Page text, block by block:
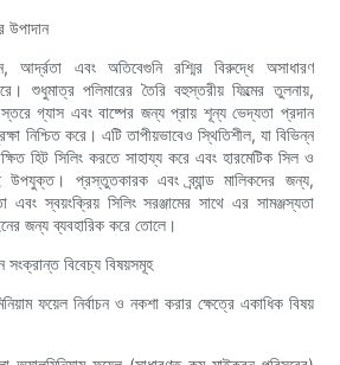
উপাদান
আর্দ্রতা এবং অতিবেগুনি রশ্মির বিরুদ্ধে অসাধারণ
শুধুমাত্র পলিমারের তৈরি বহুস্তরীয় ফিল্মের তুলনায়,
গ্যাস এবং বাষ্পের জন্য প্রায় শূন্য ভেদ্যতা প্রদান
নিশ্চিত করে। এটি তাপীয়ভাবেও স্থিতিশীল, যা বিভিন্ন
হিট সিলিং করতে সাহায্য করে এবং হারমেটিক সিল ও
প্রস্তুতকারক এবং ব্র্যান্ড মালিকদের জন্য,
এবং স্বয়ংক্রিয় সিলিং সরঞ্জামের সাথে এর সামঞ্জস্যতা
জন্য ব্যবহারিক করে তোলে।
বিবেচ্য বিষয়সমূহ
ফয়েল নির্বাচন ও নকশা করার ক্ষেত্রে একাধিক বিষয়